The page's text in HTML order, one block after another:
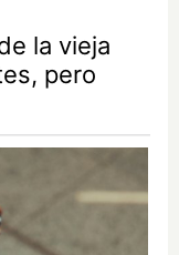
la vieja
pero